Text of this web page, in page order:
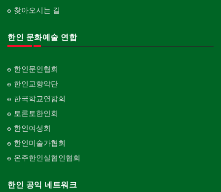
찾아오시는 길
한인 문화예술 연합
한인문인협회
한인교향악단
한국학교연합회
토론토한인회
한인여성회
한인미술가협회
온주한인실협인협회
한인 공익 네트워크